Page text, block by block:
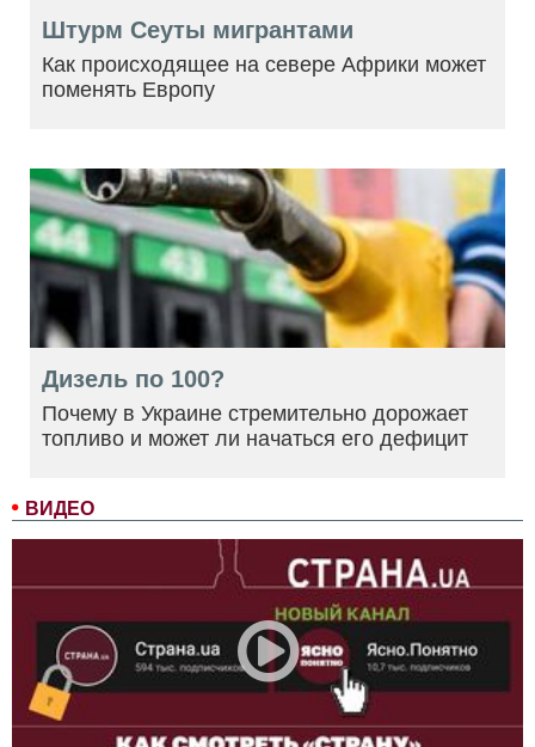
ВИДЕО
Штурм Сеуты мигрантами
Как происходящее на севере Африки может
поменять Европу
Дизель по 100?
Почему в Украине стремительно дорожает
топливо и может ли начаться его дефицит